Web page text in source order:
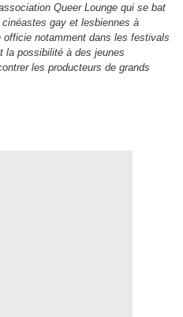
Queer Lounge qui se bat
gay et lesbiennes à
notamment dans les festivals
la possibilité à des jeunes
les producteurs de grands